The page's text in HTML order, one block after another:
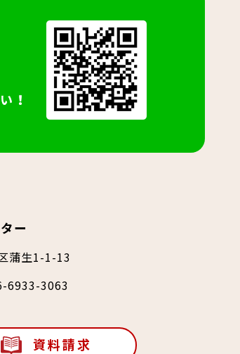
ー
蒲生1-1-13
3063
資料請求